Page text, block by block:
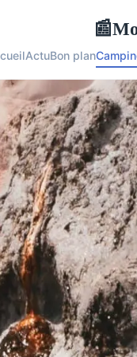
📰
ActuBon plan